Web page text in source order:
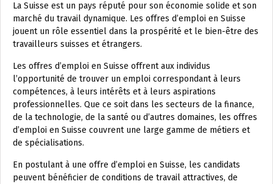
La Suisse est un pays réputé pour son économie solide et son
marché du travail dynamique. Les offres d’emploi en Suisse
jouent un rôle essentiel dans la prospérité et le bien-être des
travailleurs suisses et étrangers.
Les offres d’emploi en Suisse offrent aux individus
l’opportunité de trouver un emploi correspondant à leurs
compétences, à leurs intérêts et à leurs aspirations
professionnelles. Que ce soit dans les secteurs de la finance,
de la technologie, de la santé ou d’autres domaines, les offres
d’emploi en Suisse couvrent une large gamme de métiers et
de spécialisations.
En postulant à une offre d’emploi en Suisse, les candidats
peuvent bénéficier de conditions de travail attractives, de